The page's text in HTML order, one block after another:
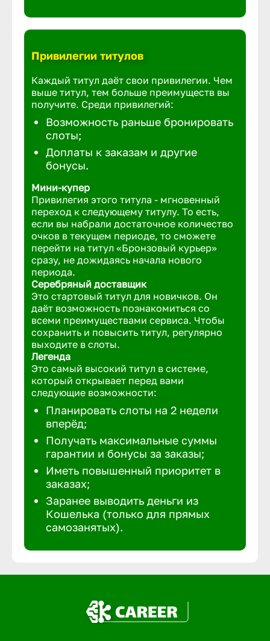
Привилегии титулов
Каждый титул даёт свои привилегии. Чем
выше титул, тем больше преимуществ вы
получите. Среди привилегий:
Возможность раньше бронировать
слоты;
Доплаты к заказам и другие
бонусы.
Мини-купер
Привилегия этого титула - мгновенный
переход к следующему титулу. То есть,
если вы набрали достаточное количество
очков в текущем периоде, то сможете
перейти на титул «Бронзовый курьер»
сразу, не дожидаясь начала нового
периода.
Серебряный доставщик
Это стартовый титул для новичков. Он
даёт возможность познакомиться со
всеми преимуществами сервиса. Чтобы
сохранить и повысить титул, регулярно
выходите в слоты.
Легенда
Это самый высокий титул в системе,
который открывает перед вами
следующие возможности:
Планировать слоты на 2 недели
вперёд;
Получать максимальные суммы
гарантии и бонусы за заказы;
Иметь повышенный приоритет в
заказах;
Заранее выводить деньги из
Кошелька (только для прямых
самозанятых).